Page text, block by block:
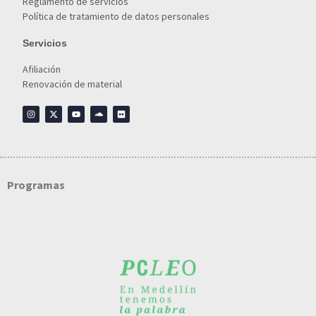
Política de tratamiento de datos personales
Servicios
Afiliación
Renovación de material
Programas